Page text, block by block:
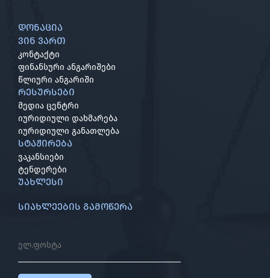
დონაცია
ვინ ვართ
კონტაქტი
ფინანსური ანგარიშები
წლიური ანგარიში
რესურსები
მედია ცენტრი
იურიდიული დახმარება
იურიდიული განათლება
სტაჟირება
ვაკანსიები
ტენდერები
უახლესი
სიახლეების გამოწერა